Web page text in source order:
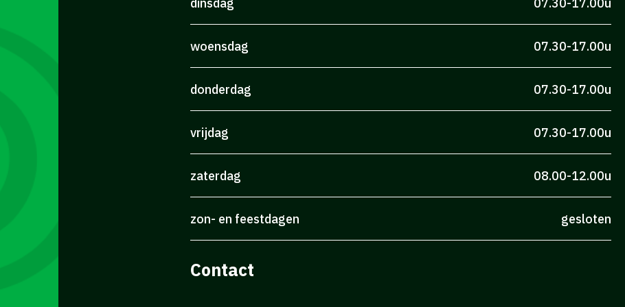
woensdag 07.30-17.00u
donderdag 07.30-17.00u
vrijdag 07.30-17.00u
zaterdag 08.00-12.00u
zon- en feestdagen gesloten
Contact